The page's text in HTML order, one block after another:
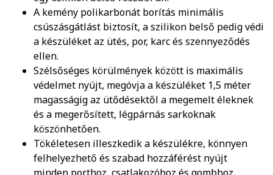
A kemény polikarbonát borítás minimális
csúszásgátlást biztosít, a szilikon belső pedig védi
a készüléket az ütés, por, karc és szennyeződés
ellen.
Szélsőséges körülmények között is maximális
védelmet nyújt, megóvja a készüléket 1,5 méter
magasságig az ütődésektől a megemelt éleknek
és a megerősített, légpárnás sarkoknak
köszönhetően.
Tökéletesen illeszkedik a készülékre, könnyen
felhelyezhető és szabad hozzáférést nyújt